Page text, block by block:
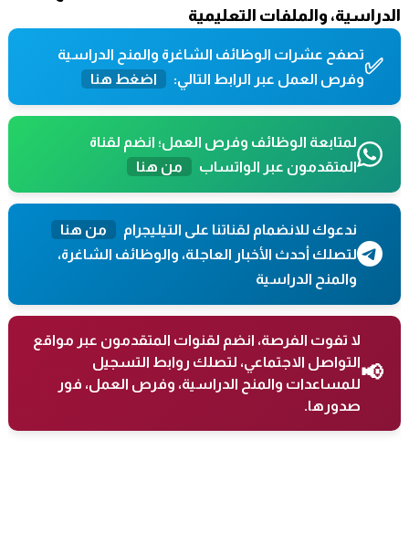
الدراسية، والملفات التعليمية
✅تصفح عشرات الوظائف الشاغرة والمنح الدراسية
وفرص العمل عبر الرابط التالي:
اضغط هنا
لمتابعة الوظائف وفرص العمل؛ انضم لقناة
المتقدمون عبر الواتساب
من هنا
ندعوك للانضمام لقناتنا على التيليجرام
من هنا
لتصلك أحدث الأخبار العاجلة، والوظائف الشاغرة،
والمنح الدراسية
📢
لا تفوت الفرصة، انضم لقنوات المتقدمون عبر مواقع
التواصل الاجتماعي، لتصلك روابط التسجيل
للمساعدات والمنح الدراسية، وفرص العمل، فور
صدورها.